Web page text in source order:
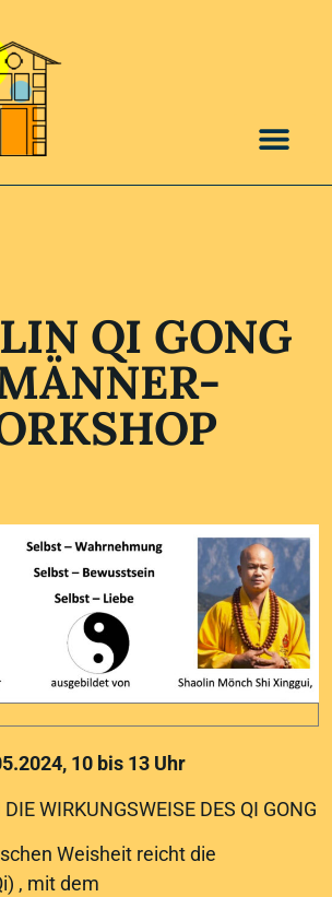
QI GONG
10 bis 13 Uhr
WIRKUNGSWEISE DES QI GONG
Weisheit reicht die
, mit dem